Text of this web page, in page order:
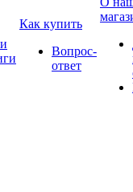
Как купить
Вопрос-
ответ